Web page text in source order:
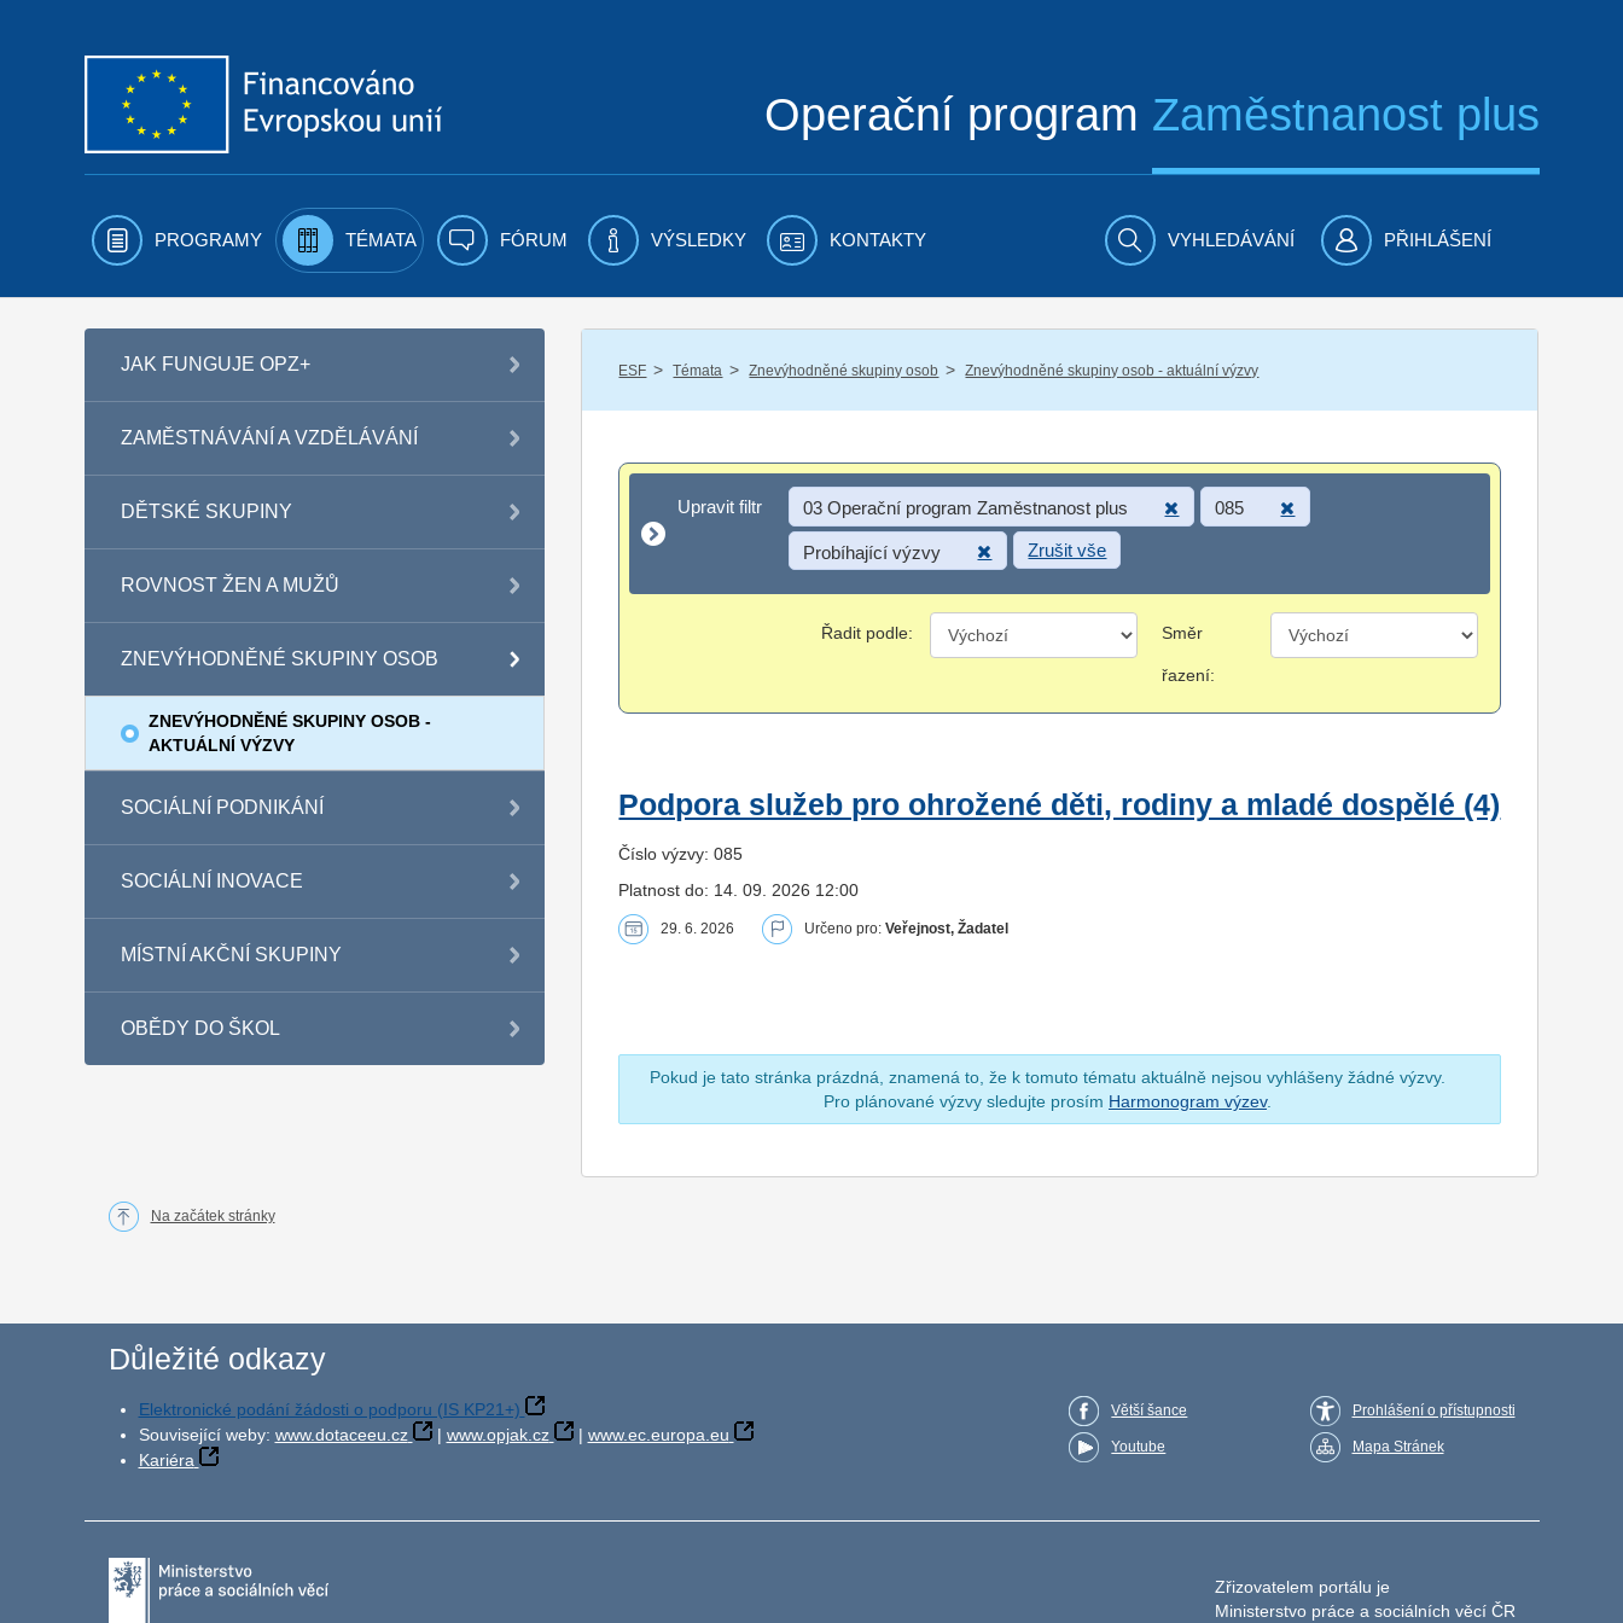
Operační program Zaměstnanost plus
PROGRAMY TÉMATA FÓRUM VÝSLEDKY KONTAKTY VYHLEDÁVÁNÍ PŘIHLÁŠENÍ
JAK FUNGUJE OPZ+
ZAMĚSTNÁVÁNÍ A VZDĚLÁVÁNÍ
DĚTSKÉ SKUPINY
ROVNOST ŽEN A MUŽŮ
ZNEVÝHODNĚNÉ SKUPINY OSOB
ZNEVÝHODNĚNÉ SKUPINY OSOB -
AKTUÁLNÍ VÝZVY
SOCIÁLNÍ PODNIKÁNÍ
SOCIÁLNÍ INOVACE
MÍSTNÍ AKČNÍ SKUPINY
OBĚDY DO ŠKOL
ESF / Témata / Znevýhodněné skupiny osob / Znevýhodněné skupiny osob - aktuální výzvy
Upravit filtr
Upravit filtr 03 Operační program Zaměstnanost plus 085
Probíhající výzvy Zrušit vše
Řadit podle: Směr
řazení:
Podpora služeb pro ohrožené děti, rodiny a mladé dospělé (4)
Číslo výzvy: 085
Platnost do: 14. 09. 2026 12:00
29. 6. 2026 Určeno pro:Veřejnost, Žadatel
Pokud je tato stránka prázdná, znamená to, že k tomuto tématu aktuálně nejsou vyhlášeny žádné výzvy.
Pro plánované výzvy sledujte prosím Harmonogram výzev.
Na začátek stránky
Důležité odkazy
Elektronické podání žádosti o podporu (IS KP21+)
Související weby: www.dotaceeu.cz | www.opjak.cz | www.ec.europa.eu
Kariéra
Větší šance
Youtube
Prohlášení o přístupnosti
Mapa Stránek
Zřizovatelem portálu je
Ministerstvo práce a sociálních věcí ČR